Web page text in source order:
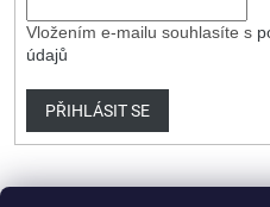
Vložením e-mailu souhlasíte s
údajů
PŘIHLÁSIT SE